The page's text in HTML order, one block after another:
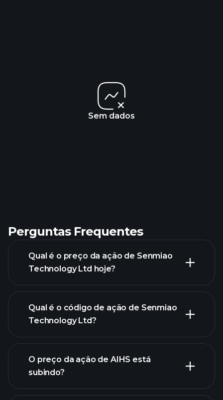
Sem dados
Perguntas Frequentes
Qual é o preço da ação de Senmiao
Technology Ltd hoje?
gráfico avançado
Qual é o código de ação de Senmiao
Technology Ltd?
O preço da ação de AIHS está
subindo?